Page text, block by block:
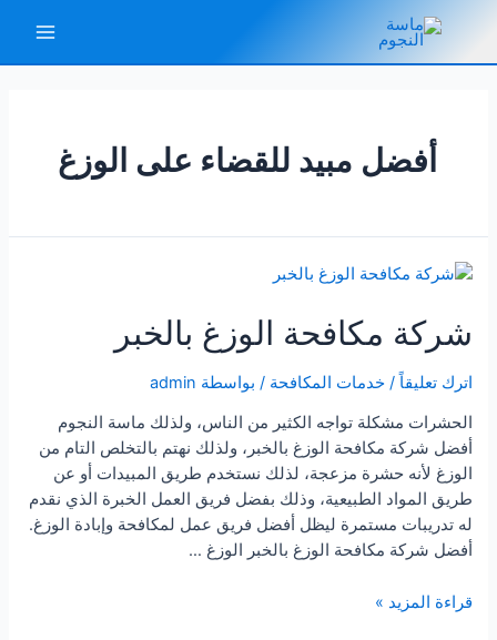
المحتوى
أفضل مبيد للقضاء على الوزغ
شركة مكافحة الوزغ بالخبر
اترك تعليقاً /خدمات المكافحة / بواسطة admin
الحشرات مشكلة تواجه الكثير من الناس، ولذلك ماسة النجوم
أفضل شركة مكافحة الوزغ بالخبر، ولذلك نهتم بالتخلص التام من
الوزغ لأنه حشرة مزعجة، لذلك نستخدم طريق المبيدات أو عن
طريق المواد الطبيعية، وذلك بفضل فريق العمل الخبرة الذي نقدم
له تدريبات مستمرة ليظل أفضل فريق عمل لمكافحة وإبادة الوزغ.
أفضل شركة مكافحة الوزغ بالخبر الوزغ …
شركة
قراءة المزيد »